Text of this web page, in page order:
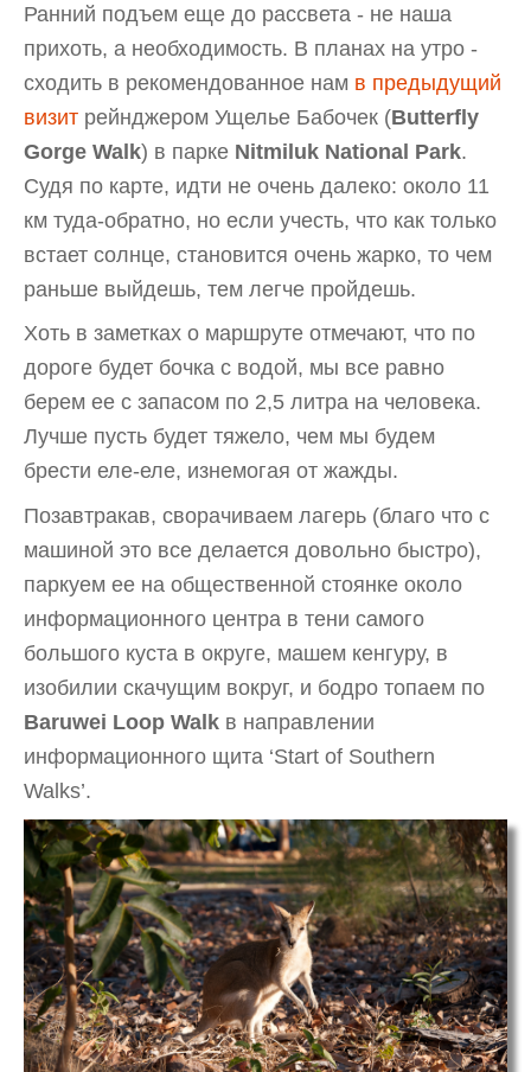
Ранний подъем еще до рассвета - не наша
прихоть, а необходимость. В планах на утро -
сходить в рекомендованное нам в предыдущий
визит рейнджером Ущелье Бабочек (Butterfly
Gorge Walk) в парке Nitmiluk National Park.
Судя по карте, идти не очень далеко: около 11
км туда-обратно, но если учесть, что как только
встает солнце, становится очень жарко, то чем
раньше выйдешь, тем легче пройдешь.
Хоть в заметках о маршруте отмечают, что по
дороге будет бочка с водой, мы все равно
берем ее с запасом по 2,5 литра на человека.
Лучше пусть будет тяжело, чем мы будем
брести еле-еле, изнемогая от жажды.
Позавтракав, сворачиваем лагерь (благо что с
машиной это все делается довольно быстро),
паркуем ее на общественной стоянке около
информационного центра в тени самого
большого куста в округе, машем кенгуру, в
изобилии скачущим вокруг, и бодро топаем по
Baruwei Loop Walk в направлении
информационного щита ‘Start of Southern
Walks’.